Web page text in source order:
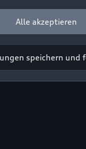
Alle akzeptieren
speichern und